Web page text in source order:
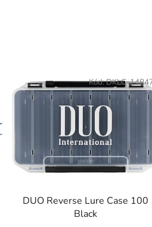
DUO Reverse Lure Case 100
Black
Kód:DKLC-